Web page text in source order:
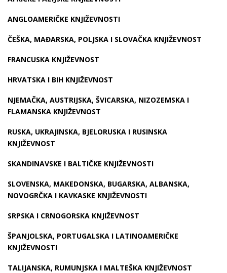
ANGLOAMERIČKE KNJIŽEVNOSTI
ČEŠKA, MAĐARSKA, POLJSKA I SLOVAČKA KNJIŽEVNOST
FRANCUSKA KNJIŽEVNOST
HRVATSKA I BIH KNJIŽEVNOST
NJEMAČKA, AUSTRIJSKA, ŠVICARSKA, NIZOZEMSKA I
FLAMANSKA KNJIŽEVNOST
RUSKA, UKRAJINSKA, BJELORUSKA I RUSINSKA
KNJIŽEVNOST
SKANDINAVSKE I BALTIČKE KNJIŽEVNOSTI
SLOVENSKA, MAKEDONSKA, BUGARSKA, ALBANSKA,
NOVOGRČKA I KAVKASKE KNJIŽEVNOSTI
SRPSKA I CRNOGORSKA KNJIŽEVNOST
ŠPANJOLSKA, PORTUGALSKA I LATINOAMERIČKE
KNJIŽEVNOSTI
TALIJANSKA, RUMUNJSKA I MALTEŠKA KNJIŽEVNOST